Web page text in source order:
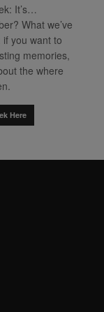
It’s…
What we’ve
if you want to
memories,
the where
Here